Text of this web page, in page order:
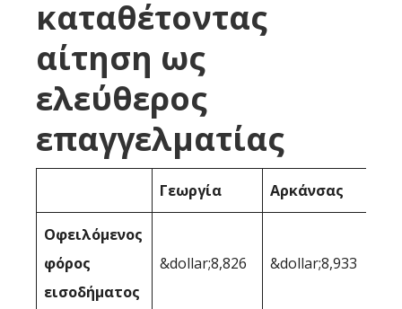
καταθέτοντας
αίτηση ως
ελεύθερος
επαγγελματίας
Γεωργία Αρκάνσας
Οφειλόμενος
φόρος
εισοδήματος
&dollar;8,826 &dollar;8,933